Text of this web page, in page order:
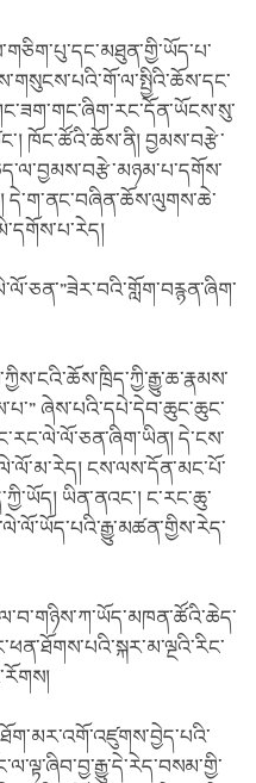
ཁོང་ཚོའི་ཆོས་ནི། བྱམས་བརྩེ་
དེ་ག་ནང་བཞིན་ཆོས་ལུགས་ཆེ་
ཞེས་པའི་དཔེ་དེབ་ཆུང་ཆུང་
དེ་ངས་
ངས་ལས་དོན་མང་པོ་
ཡིན་ནའང་། ང་རང་ཆུ་